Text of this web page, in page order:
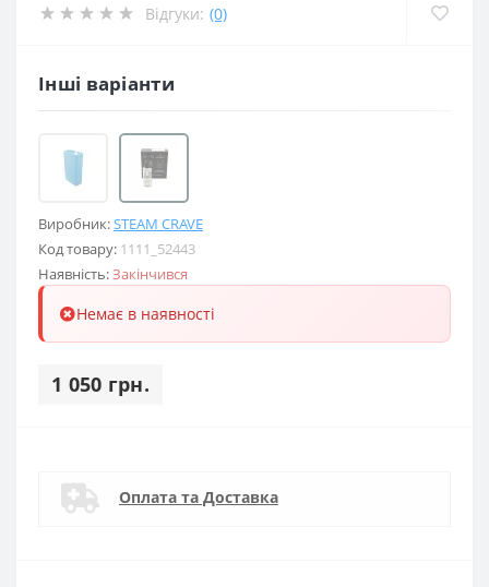
Відгуки: (0)
Інші варіанти
Виробник:STEAM CRAVE
Код товару: 1111_52443
Наявність:Закінчився
Немає в наявності
1 050 грн.
Оплата та Доставка